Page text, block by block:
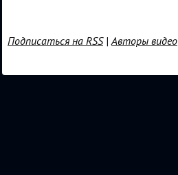
Подписаться на RSS|Авторы видео